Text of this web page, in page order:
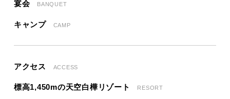
宴会 BANQUET
キャンプ CAMP
アクセス ACCESS
標高1,450mの天空白樺リゾート RESORT